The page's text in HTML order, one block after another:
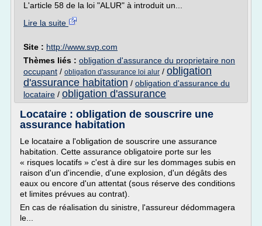
L'article 58 de la loi "ALUR" à introduit un...
Lire la suite
Site : http://www.svp.com
Thèmes liés : obligation d'assurance du proprietaire non
occupant / obligation d'assurance loi alur / obligation
d'assurance habitation / obligation d'assurance du
locataire / obligation d'assurance
Locataire : obligation de souscrire une
assurance habitation
Le locataire a l'obligation de souscrire une assurance
habitation. Cette assurance obligatoire porte sur les
« risques locatifs » c'est à dire sur les dommages subis en
raison d'un d'incendie, d'une explosion, d'un dégâts des
eaux ou encore d'un attentat (sous réserve des conditions
et limites prévues au contrat).
En cas de réalisation du sinistre, l'assureur dédommagera
le...